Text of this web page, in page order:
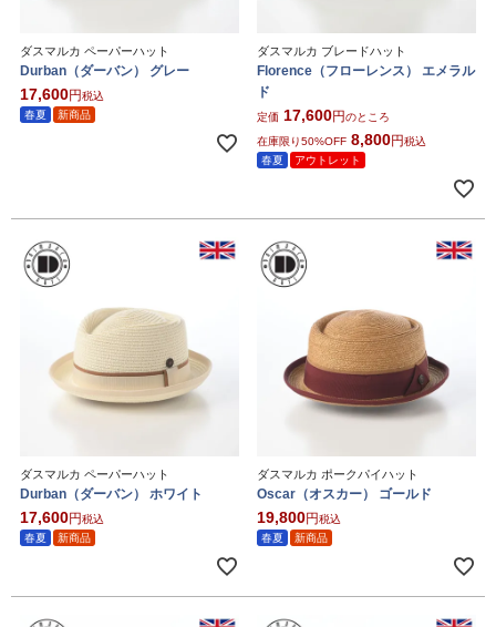
ダスマルカ ペーパーハット
Durban（ダーバン） グレー
17,600
税込
春夏
新商品
ダスマルカ ブレードハット
Florence（フローレンス） エメラル
ド
定価 17,600
のところ
在庫限り50%OFF 8,800
税込
春夏
アウトレット
ダスマルカ ペーパーハット
Durban（ダーバン） ホワイト
17,600
税込
春夏
新商品
ダスマルカ ポークパイハット
Oscar（オスカー） ゴールド
19,800
税込
春夏
新商品